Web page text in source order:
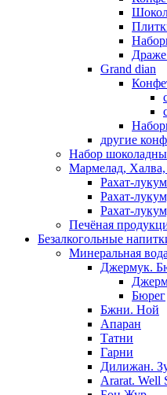
Grand dian
другие
Набор
Мармелад,
Рахат-
Рахат-
Рахат-
Печёная
Безалкогольные
Минеральная вода
Джермук.
Бюрег
Бжни. Ной
Апаран
Татни
Гарни
Дилижан.
Ararat. Well